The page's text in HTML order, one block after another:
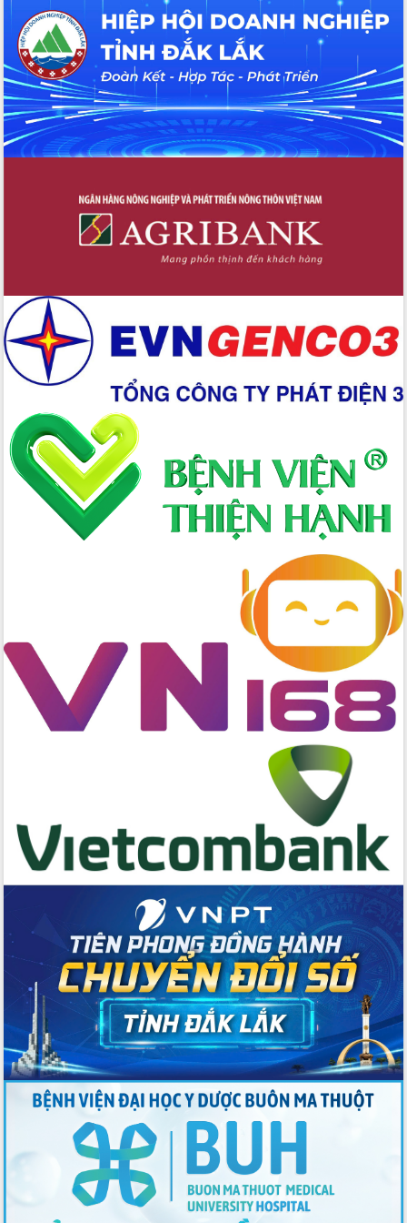
Tập huấn ứng dụng trí tuệ nhân tạo (AI)
trong thương mại điện tử năm 2026
Đoàn đại biểu Quốc hội tỉnh Đắk Lắk
trao đổi thông tin trước Kỳ họp thứ
nhất, Quốc hội khóa XVI
Quyết liệt cải cách hành chính, khơi
thông nguồn lực phát triển
Nâng cao hiệu lực, hiệu quả HĐND
Xã Ea Phê gắn cải cách hành chính với
chuyển đổi số
Phó Chủ tịch Thường trực UBND tỉnh
Hồ Thị Nguyên Thảo làm việc tại Trung
Xây dựng nền hành chính số đồng
hành cùng nông dân dân, doanh nghiệp
Giai đoạn 2026-2030, Đắk Lắk phấn
đấu có 77% xã đạt chuẩn nông thôn
mới
Chuyển đổi số 'mở đường' cho nông
nghiệp Đắk Lắk tăng trưởng bứt phá
Triển khai đồng bộ đo đạc, lập hồ sơ
địa chính, hoàn thiện cơ sở dữ liệu đất
đai
Ứng dụng sinh trắc học - Bước tiến
trong hành trình chuyển đổi số tại Đắk
bền vững
Tập huấn nâng cao năng lực triển khai
chuyển đổi số cho cán bộ, công chức
cấp xã
Đắk Lắk phát động hưởng ứng Ngày
hai con số trong năm 2026
Tổ chức trang trọng Lễ hội Đền thờ
Lương Văn Chánh năm 2026
Phó Bí thư Tỉnh ủy Đắk Lắk Đỗ Hữu
Huy giữ chức Bí thư Đảng ủy Ủy Ban
Bệnh án điện tử thúc đẩy chuyển đổi
số y tế tại Đắk Lắk
Chuyển đổi số thư viện: Mở rộng
không gian tri thức trong thời đại số
Đánh giá, rút kinh nghiệm công tác tổ
chức diễn tập trước ngày bầu cử
Chương trình “Gặp gỡ hữu nghị –
Friendship Meeting New Year 2026”
Bầu cử Quốc hội và HĐND: Cử tri Đắk
Lắk gửi gắm niềm tin, kỳ vọng vào lá
phiếu
Đắk Lắk sẵn sàng các điều kiện cho
Ngày hội bầu cử đại biểu Quốc hội
khóa XVI và HĐND các cấp nhiệm kỳ